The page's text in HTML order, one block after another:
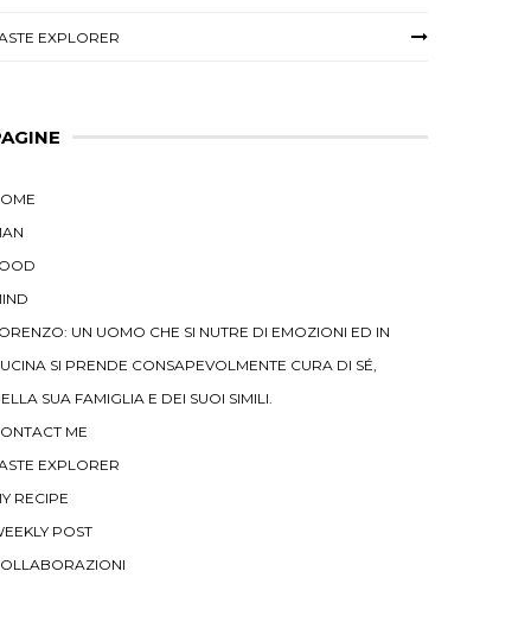
EXPLORER
UN UOMO CHE SI NUTRE DI EMOZIONI ED IN
SI PRENDE CONSAPEVOLMENTE CURA DI SÉ,
SUA FAMIGLIA E DEI SUOI SIMILI.
ME
EXPLORER
RECIPE
POST